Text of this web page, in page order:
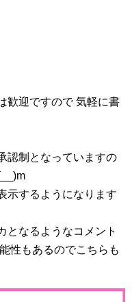
歓迎ですので 気軽に書
認制となっていますの
示するようになります
となるようなコメント
性もあるのでこちらも